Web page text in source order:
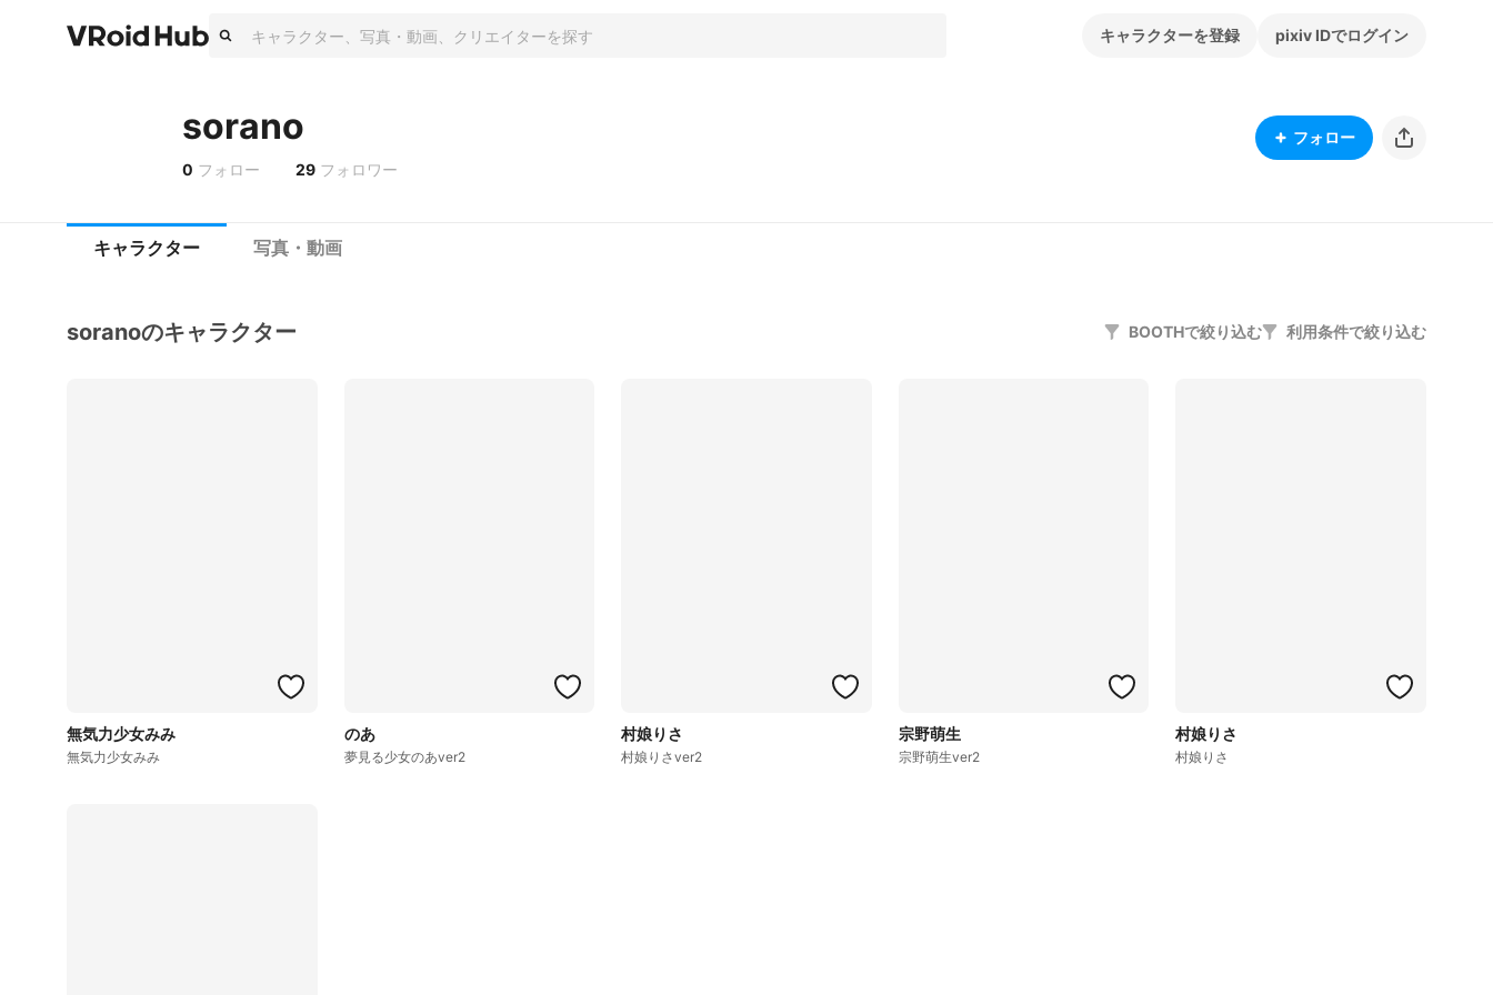
キャラクターを登録 pixiv IDでログイン
sorano
0 フォロー 29 フォロワー
フォロー
キャラクター 写真・動画
soranoのキャラクター BOOTHで絞り込む 利用条件で絞り込む
無気力少女みみ
無気力少女みみ
のあ
夢見る少女のあver2
村娘りさ
村娘りさver2
宗野萌生
宗野萌生ver2
村娘りさ
村娘りさ